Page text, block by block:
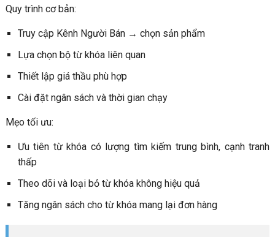
Quy trình cơ bản:
Truy cập Kênh Người Bán → chọn sản phẩm
Lựa chọn bộ từ khóa liên quan
Thiết lập giá thầu phù hợp
Cài đặt ngân sách và thời gian chạy
Mẹo tối ưu:
Ưu tiên từ khóa có lượng tìm kiếm trung bình, cạnh tranh
thấp
Theo dõi và loại bỏ từ khóa không hiệu quả
Tăng ngân sách cho từ khóa mang lại đơn hàng